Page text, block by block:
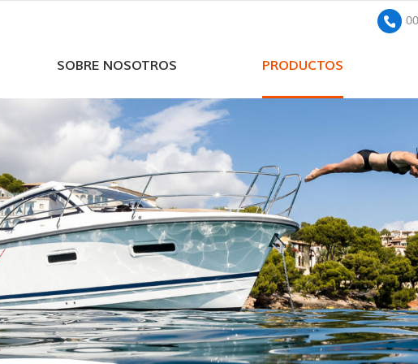
SOBRE NOSOTROS PRODUCTOS